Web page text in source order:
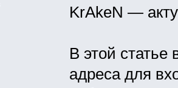
KrAkeN —
В этой
адреса для